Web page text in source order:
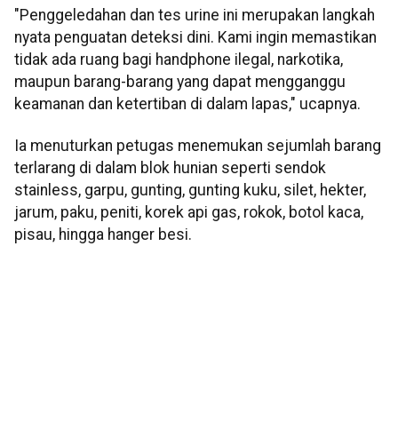
"Penggeledahan dan tes urine ini merupakan langkah
nyata penguatan deteksi dini. Kami ingin memastikan
tidak ada ruang bagi handphone ilegal, narkotika,
maupun barang-barang yang dapat mengganggu
keamanan dan ketertiban di dalam lapas," ucapnya.
Ia menuturkan petugas menemukan sejumlah barang
terlarang di dalam blok hunian seperti sendok
stainless, garpu, gunting, gunting kuku, silet, hekter,
jarum, paku, peniti, korek api gas, rokok, botol kaca,
pisau, hingga hanger besi.